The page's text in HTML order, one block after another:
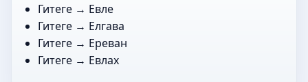
Гитеге → Евле
Гитеге → Елгава
Гитеге → Ереван
Гитеге → Евлах